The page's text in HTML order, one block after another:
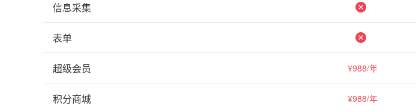
信息采集
表单
超级会员 ¥988/年
积分商城 ¥988/年